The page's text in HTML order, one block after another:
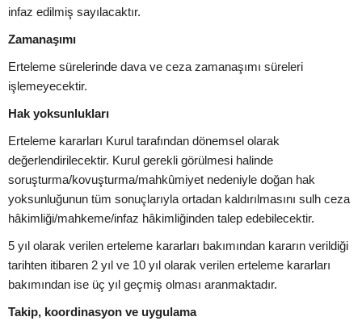
infaz edilmiş sayılacaktır.
Zamanaşımı
Erteleme sürelerinde dava ve ceza zamanaşımı süreleri
işlemeyecektir.
Hak yoksunlukları
Erteleme kararları Kurul tarafından dönemsel olarak
değerlendirilecektir. Kurul gerekli görülmesi halinde
soruşturma/kovuşturma/mahkûmiyet nedeniyle doğan hak
yoksunluğunun tüm sonuçlarıyla ortadan kaldırılmasını sulh ceza
hâkimliği/mahkeme/infaz hâkimliğinden talep edebilecektir.
5 yıl olarak verilen erteleme kararları bakımından kararın verildiği
tarihten itibaren 2 yıl ve 10 yıl olarak verilen erteleme kararları
bakımından ise üç yıl geçmiş olması aranmaktadır.
Takip, koordinasyon ve uygulama